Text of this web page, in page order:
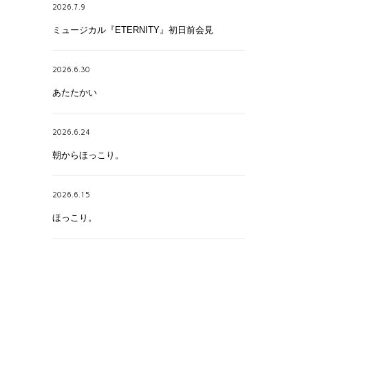
2026.7.9
ミュージカル『ETERNITY』初日前会見
2026.6.30
あたたかい
2026.6.24
朝からほっこり。
2026.6.15
ほっこり。